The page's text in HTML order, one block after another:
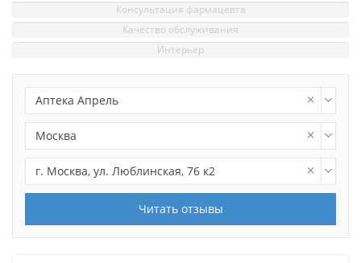
Консультация фармацевта
Качество обслуживания
Интерьер
Аптека Апрель
Москва
г. Москва, ул. Люблинская, 76 к2
Читать отзывы